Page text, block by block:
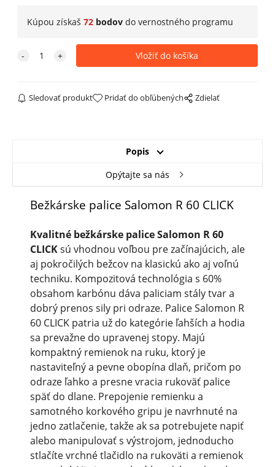
Kúpou získaš 72bodovdo vernostného programu
Sledovať produkt Pridať do obľúbených Zdielať
Popis
Opýtajte sa nás
Bežkárske palice Salomon R 60 CLICK
Kvalitné bežkárske palice Salomon R 60
CLICKsú vhodnou voľbou pre začínajúcich, ale
aj pokročilých bežcov na klasickú ako aj voľnú
techniku. Kompozitová technológia s 60%
obsahom karbónu dáva paliciam stály tvar a
dobrý prenos sily pri odraze. Palice Salomon R
60 CLICK patria už do kategórie ľahších a hodia
sa prevažne do upravenej stopy. Majú
kompaktný remienok na ruku, ktorý je
nastaviteľný a pevne obopína dlaň, pričom po
odraze ľahko a presne vracia rukoväť palice
späť do dlane. Prepojenie remienku a
samotného korkového gripu je navrhnuté na
jedno zatlačenie, takže ak sa potrebujete napiť
alebo manipulovať s výstrojom, jednoducho
stlačíte vrchné tlačidlo na rukoväti a remienok